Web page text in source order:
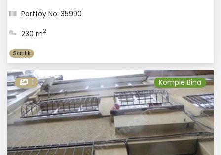
Portföy No: 35990
230 m2
Satılık
1 Komple Bina